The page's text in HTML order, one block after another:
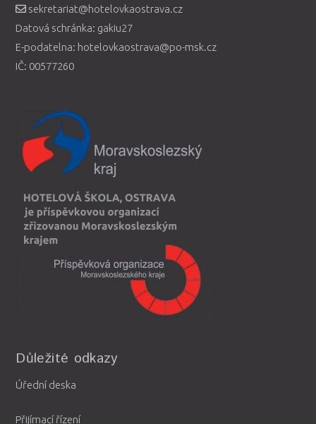
sekretariat@hotelovkaostrava.cz
Datová schránka: gakiu27
E-podatelna: hotelovkaostrava@po-msk.cz
IČ: 00577260
Důležité odkazy
Úřední deska
Přijímací řízení